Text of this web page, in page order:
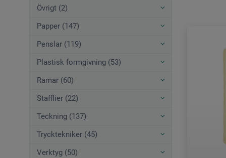
Övrigt (2)
Papper (147)
Penslar (119)
Plastisk formgivning (53)
Ramar (60)
Stafflier (22)
Teckning (137)
Trycktekniker (45)
Verktyg (50)